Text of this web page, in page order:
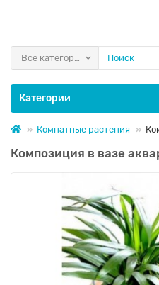
Все категории
Категории
Комнатные растения
Композиция в вазе